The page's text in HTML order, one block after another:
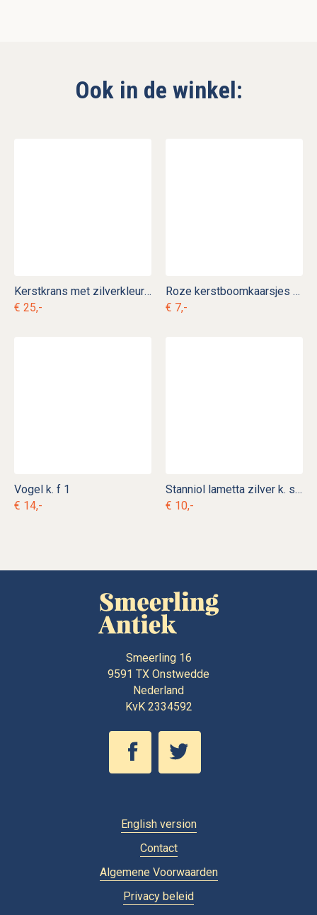
Ook in de winkel:
Kerstkrans met zilverkleurige ballen k. d 26
€ 25,-
Roze kerstboomkaarsjes k. vk 5
€ 7,-
Vogel k. f 1
€ 14,-
Stanniol lametta zilver k. s 18
€ 10,-
Smeerling 16
9591 TX Onstwedde
Nederland
KvK 2334592
English version
Contact
Algemene Voorwaarden
Privacy beleid